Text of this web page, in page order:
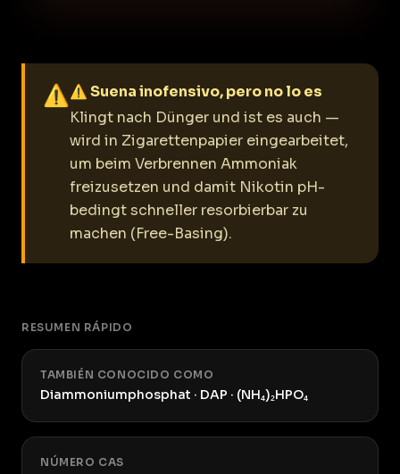
⚠⚠ Suena inofensivo, pero no lo es
Klingt nach Dünger und ist es auch —
wird in Zigarettenpapier eingearbeitet,
um beim Verbrennen Ammoniak
freizusetzen und damit Nikotin pH-
bedingt schneller resorbierbar zu
machen (Free-Basing).
RESUMEN RÁPIDO
TAMBIÉN CONOCIDO COMO
Diammoniumphosphat · DAP · (NH₄)₂HPO₄
NÚMERO CAS